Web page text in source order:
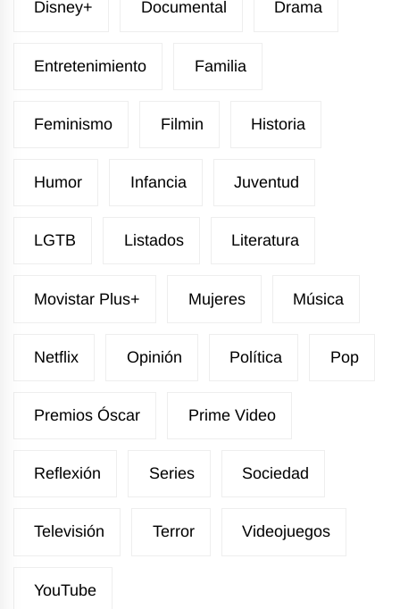
Disney+ Documental Drama
Entretenimiento Familia
Feminismo Filmin Historia
Humor Infancia Juventud
LGTB Listados Literatura
Movistar Plus+ Mujeres Música
Netflix Opinión Política Pop
Premios Óscar Prime Video
Reflexión Series Sociedad
Televisión Terror Videojuegos
YouTube